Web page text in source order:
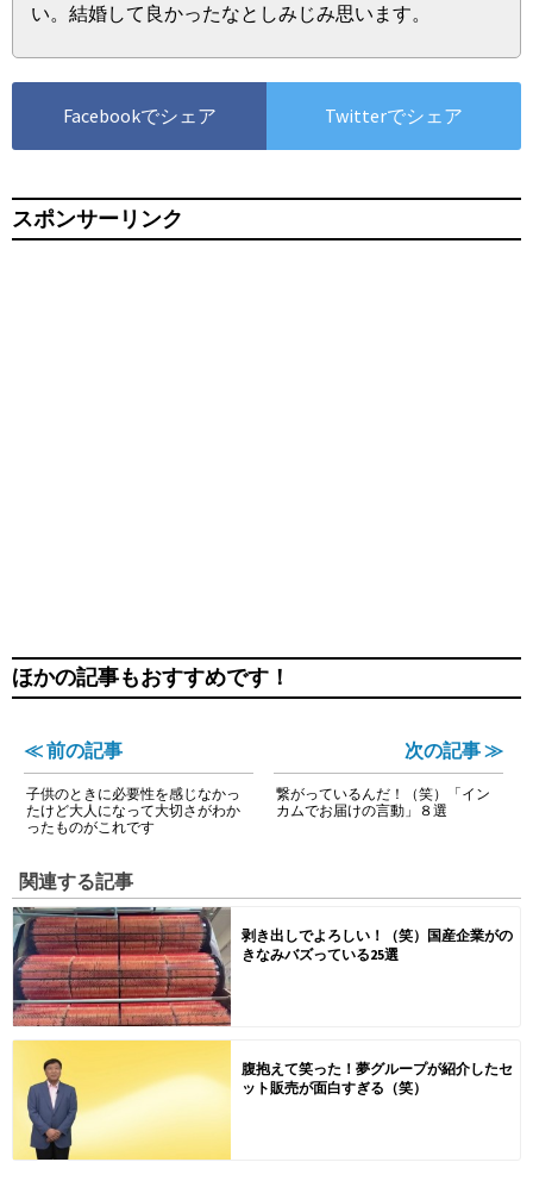
い。結婚して良かったなとしみじみ思います。
Facebookでシェア Twitterでシェア
スポンサーリンク
ほかの記事もおすすめです！
≪ 前の記事
子供のときに必要性を感じなかっ
たけど大人になって大切さがわか
ったものがこれです
次の記事 ≫
繋がっているんだ！（笑）「イン
カムでお届けの言動」８選
関連する記事
剥き出しでよろしい！（笑）国産企業がの
きなみバズっている25選
腹抱えて笑った！夢グループが紹介したセ
ット販売が面白すぎる（笑）